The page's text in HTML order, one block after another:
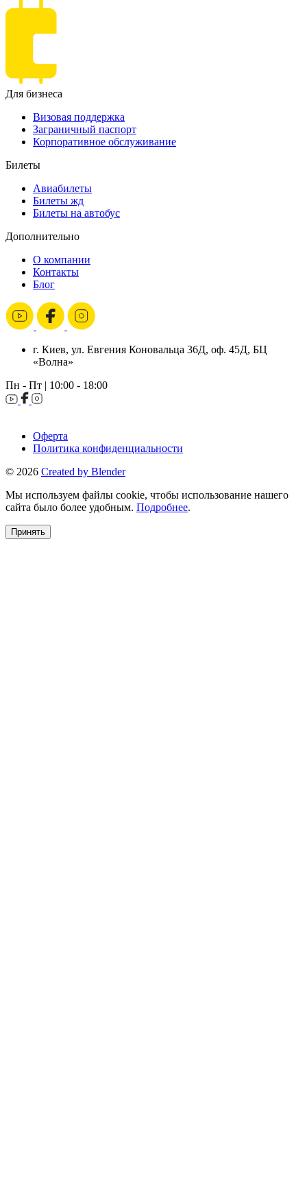
Для бизнеса
Визовая поддержка
Заграничный паспорт
Корпоративное обслуживание
Билеты
Авиабилеты
Билеты жд
Билеты на автобус
Дополнительно
О компании
Контакты
Блог
г. Киев, ул. Евгения Коновальца 36Д, оф. 45Д, БЦ
«Волна»
Пн - Пт | 10:00 - 18:00
Оферта
Политика конфиденциальности
© 2026 Created by Blender
Мы используем файлы cookie, чтобы использование нашего
сайта было более удобным. Подробнее.
Принять